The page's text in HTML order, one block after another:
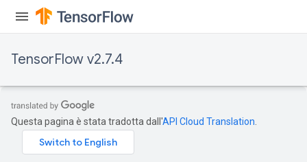
TensorFlow v2.7.4
Questa pagina è stata tradotta dall'API Cloud Translation